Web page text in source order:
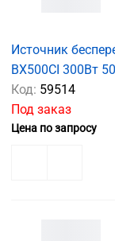
Источник
BX500CI 300Вт
Код: 59514
Под заказ
Цена по запросу